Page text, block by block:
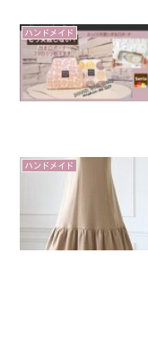
ハンドメイド
ハンドメイド